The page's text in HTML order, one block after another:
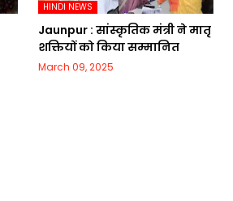
HINDI NEWS
Jaunpur :​ सांस्कृतिक मंत्री ने मातृ
शक्तियों को किया सम्मानित
March 09, 2025